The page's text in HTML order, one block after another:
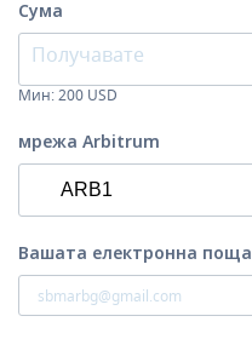
Сума
Мин:200 USD
мрежа Arbitrum
Вашата електронна поща